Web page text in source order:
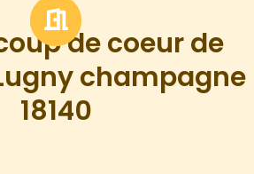
de coeur de
champagne
18140